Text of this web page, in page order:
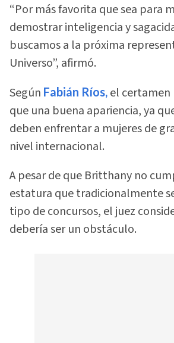
“Por más favorita que sea para
demostrar inteligencia y
buscamos a la próxima
Universo”, afirmó.
Según Fabián Ríos, el certamen
que una buena apariencia, ya
deben enfrentar a mujeres de
nivel internacional.
A pesar de que Britthany no
estatura que tradicionalmente
tipo de concursos, el juez
debería ser un obstáculo.